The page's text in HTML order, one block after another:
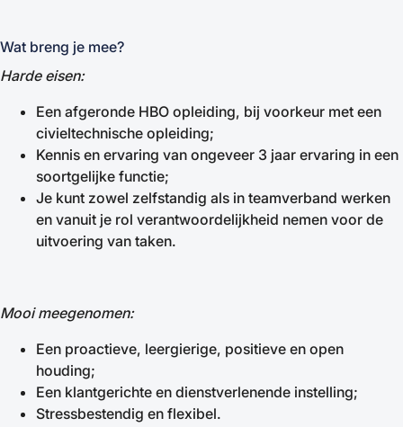
Wat breng je mee?
Harde eisen:
Een afgeronde HBO opleiding, bij voorkeur met een
civieltechnische opleiding;
Kennis en ervaring van ongeveer 3 jaar ervaring in een
soortgelijke functie;
Je kunt zowel zelfstandig als in teamverband werken
en vanuit je rol verantwoordelijkheid nemen voor de
uitvoering van taken.
Mooi meegenomen:
Een proactieve, leergierige, positieve en open
houding;
Een klantgerichte en dienstverlenende instelling;
Stressbestendig en flexibel.